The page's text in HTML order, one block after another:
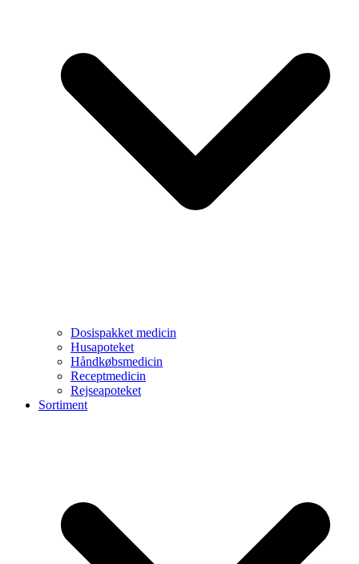
Dosispakket medicin
Husapoteket
Håndkøbsmedicin
Receptmedicin
Rejseapoteket
Sortiment